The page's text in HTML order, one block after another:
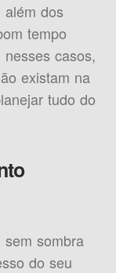
dos
tempo
casos,
existam na
tudo do
sem sombra
do seu